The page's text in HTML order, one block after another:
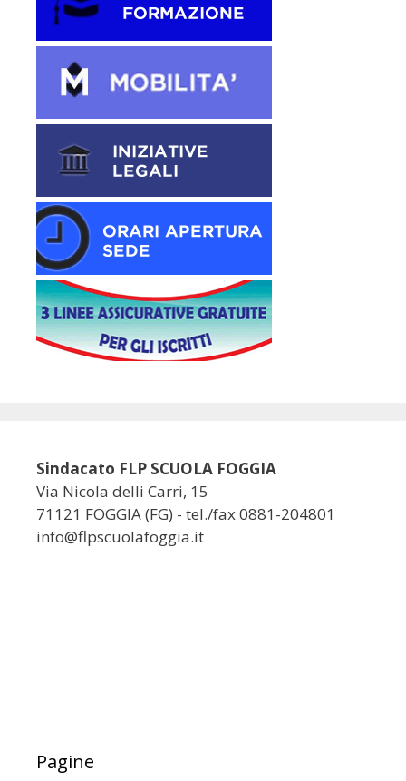
Sindacato FLP SCUOLA FOGGIA
Via Nicola delli Carri, 15
71121 FOGGIA (FG) - tel./fax 0881-204801
info@flpscuolafoggia.it
Pagine